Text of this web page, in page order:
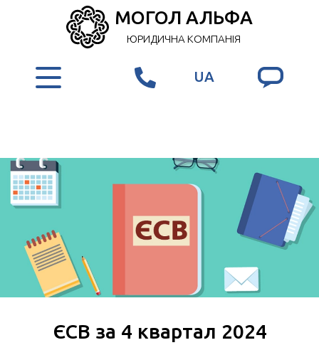
МОГОЛ АЛЬФА
ЮРИДИЧНА КОМПАНІЯ
UA
ЄСВ за 4 квартал 2024